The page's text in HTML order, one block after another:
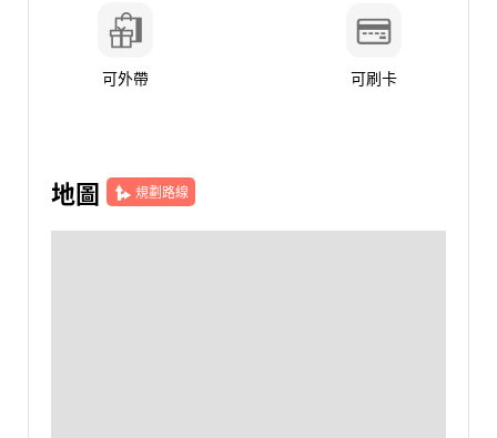
可外帶 可刷卡
地圖 規劃路線